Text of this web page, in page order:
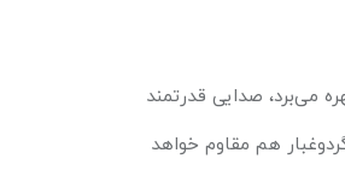
می‌برد، صدایی قدرتمند
هم مقاوم خواهد